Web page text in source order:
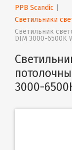
PPB Scandic
Светильники
Светильник
DIM 3000-6500K
3000-